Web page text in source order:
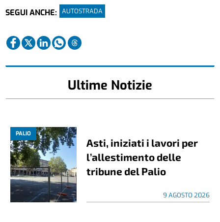
SEGUI ANCHE:
AUTOSTRADA
Ultime Notizie
PALIO
Asti, iniziati i lavori per
l’allestimento delle
tribune del Palio
9 AGOSTO 2026